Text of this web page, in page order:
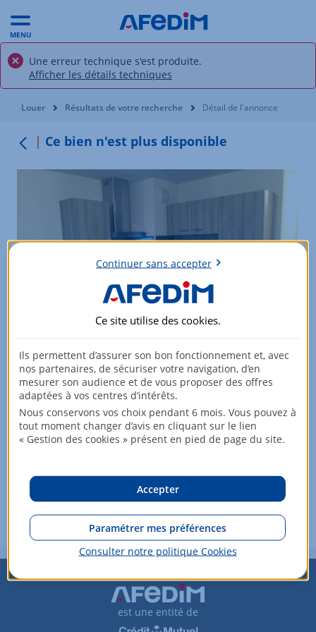
MENU
Une erreur technique s'est produite.
Afficher les détails techniques
Vous êtes ici:
Louer Résultats de votre recherche Détail de l'annonce
Ce bien n'est plus disponible
Retrouvez les appartements proches
en location dans notre catalogue
Louer un appartement à STRASBOURG :
Vous souhaitez modifier vos critères de recherche ?
Plus de critères
est une entité de
Continuer sans accepter
Ce site utilise des cookies.
Ils permettent d’assurer son bon fonctionnement et, avec
nos partenaires, de sécuriser votre navigation, d’en
mesurer son audience et de vous proposer des offres
adaptées à vos centres d’intérêts.
Nous conservons vos choix pendant 6 mois. Vous pouvez à
tout moment changer d’avis en cliquant sur le lien
« Gestion des cookies » présent en pied de page du site.
Accepter
Paramétrer mes préférences
Consulter notre politique Cookies